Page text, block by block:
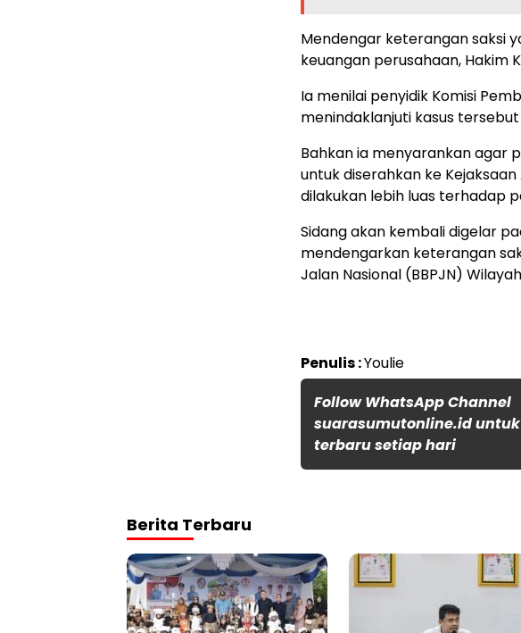
Mendengar keterangan saksi
keuangan perusahaan, Hakim
Ia menilai penyidik Komisi
menindaklanjuti kasus
Bahkan ia menyarankan agar
untuk diserahkan ke
dilakukan lebih luas terhadap
Sidang akan kembali digelar
mendengarkan keterangan
Jalan Nasional (BBPJN)
Penulis :Youlie
Follow WhatsApp Channel
suarasumutonline.id
terbaru setiap hari
Berita Terbaru